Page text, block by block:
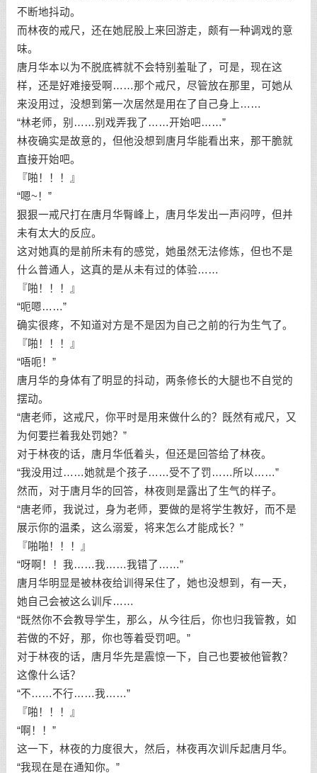
不断地抖动。
而林夜的戒尺，还在她屁股上来回游走，颇有一种调戏的意
味。
唐月华本以为不脱底裤就不会特别羞耻了，可是，现在这
样，还是好难接受啊……那个戒尺，尽管放在那里，可她从
来没用过，没想到第一次居然是用在了自己身上……
“林老师，别……别戏弄我了……开始吧……”
林夜确实是故意的，但他没想到唐月华能看出来，那干脆就
直接开始吧。
『啪！！！』
“嗯~！”
狠狠一戒尺打在唐月华臀峰上，唐月华发出一声闷哼，但并
未有太大的反应。
这对她真的是前所未有的感觉，她虽然无法修炼，但也不是
什么普通人，这真的是从未有过的体验……
『啪！！！』
“呃嗯……”
确实很疼，不知道对方是不是因为自己之前的行为生气了。
『啪！！！』
“唔呃！”
唐月华的身体有了明显的抖动，两条修长的大腿也不自觉的
摆动。
“唐老师，这戒尺，你平时是用来做什么的？既然有戒尺，又
为何要拦着我处罚她？”
对于林夜的话，唐月华低着头，但还是回答给了林夜。
“我没用过……她就是个孩子……受不了罚……所以……”
然而，对于唐月华的回答，林夜则是露出了生气的样子。
“唐老师，我说过，身为老师，要做的是将学生教好，而不是
展示你的温柔，这么溺爱，将来怎么才能成长？”
『啪啪！！！』
“呀啊！！我……我……我错了……”
唐月华明显是被林夜给训得呆住了，她也没想到，有一天，
她自己会被这么训斥……
“既然你不会教导学生，那么，从今往后，你也归我管教，如
若做的不好，那，你也等着受罚吧。”
对于林夜的话，唐月华先是震惊一下，自己也要被他管教？
这像什么话？
“不……不行……我……”
『啪！！！』
“啊！！”
这一下，林夜的力度很大，然后，林夜再次训斥起唐月华。
“我现在是在通知你。”